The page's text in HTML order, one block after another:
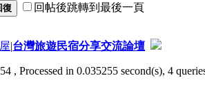
復 回帖後跳轉到最後一頁
|台灣旅遊民宿分享交流論壇
, Processed in 0.035255 second(s), 4